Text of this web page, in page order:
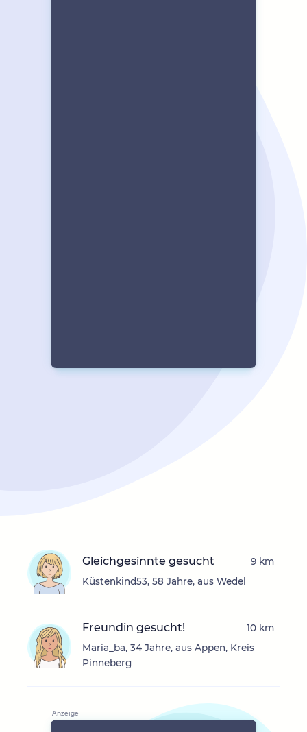
Gleichgesinnte gesucht
Küstenkind53, 58 Jahre, aus Wedel
9 km
Freundin gesucht!
Maria_ba, 34 Jahre, aus Appen, Kreis
Pinneberg
10 km